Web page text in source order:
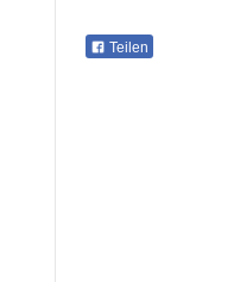
Teilen